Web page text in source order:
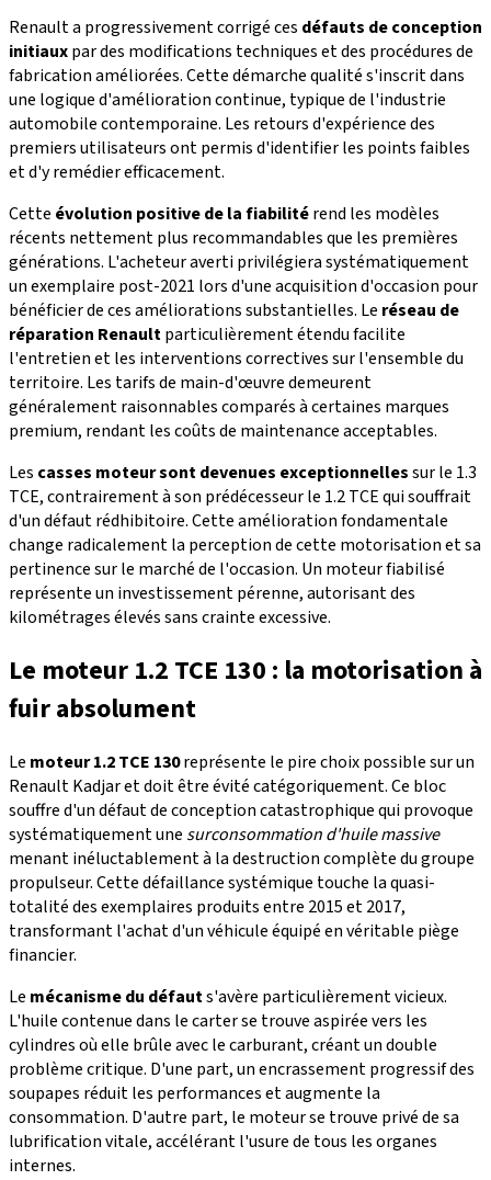
Renault a progressivement corrigé ces défauts de conception
initiauxpar des modifications techniques et des procédures de
fabrication améliorées. Cette démarche qualité s'inscrit dans
une logique d'amélioration continue, typique de l'industrie
automobile contemporaine. Les retours d'expérience des
premiers utilisateurs ont permis d'identifier les points faibles
et d'y remédier efficacement.
Cette évolution positive de la fiabilitérend les modèles
récents nettement plus recommandables que les premières
générations. L'acheteur averti privilégiera systématiquement
un exemplaire post-2021 lors d'une acquisition d'occasion pour
bénéficier de ces améliorations substantielles. Le réseau de
réparation Renaultparticulièrement étendu facilite
l'entretien et les interventions correctives sur l'ensemble du
territoire. Les tarifs de main-d'œuvre demeurent
généralement raisonnables comparés à certaines marques
premium, rendant les coûts de maintenance acceptables.
Les casses moteur sont devenues exceptionnellessur le 1.3
TCE, contrairement à son prédécesseur le 1.2 TCE qui souffrait
d'un défaut rédhibitoire. Cette amélioration fondamentale
change radicalement la perception de cette motorisation et sa
pertinence sur le marché de l'occasion. Un moteur fiabilisé
représente un investissement pérenne, autorisant des
kilométrages élevés sans crainte excessive.
Le moteur 1.2 TCE 130 : la motorisation à
fuir absolument
Le moteur 1.2 TCE 130représente le pire choix possible sur un
Renault Kadjar et doit être évité catégoriquement. Ce bloc
souffre d'un défaut de conception catastrophique qui provoque
systématiquement une surconsommation d'huile massive
menant inéluctablement à la destruction complète du groupe
propulseur. Cette défaillance systémique touche la quasi-
totalité des exemplaires produits entre 2015 et 2017,
transformant l'achat d'un véhicule équipé en véritable piège
financier.
Le mécanisme du défauts'avère particulièrement vicieux.
L'huile contenue dans le carter se trouve aspirée vers les
cylindres où elle brûle avec le carburant, créant un double
problème critique. D'une part, un encrassement progressif des
soupapes réduit les performances et augmente la
consommation. D'autre part, le moteur se trouve privé de sa
lubrification vitale, accélérant l'usure de tous les organes
internes.